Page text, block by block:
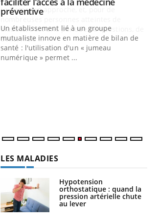
préventiveYoutube
Un établissement lié à un groupe
mutualiste innove en matière de bilan de
santé : l'utilisation d'un « jumeau
numérique » permet ...
LES MALADIES
Hypotension
orthostatique : quand la
pression artérielle chute
au lever